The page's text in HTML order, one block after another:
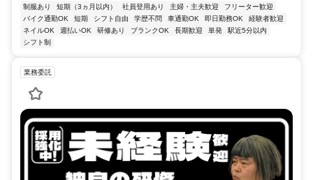
制服あり 短期（3ヵ月以内） 社員登用あり 主婦・主夫歓迎
フリーター歓迎
バイク通勤OK
短期 シフト自由 学歴不問 車通勤OK 即日勤務OK
経験者歓迎
ネイルOK
週払いOK 研修あり ブランクOK 長期歓迎 単発
駅近5分以内
シフト制
業務委託